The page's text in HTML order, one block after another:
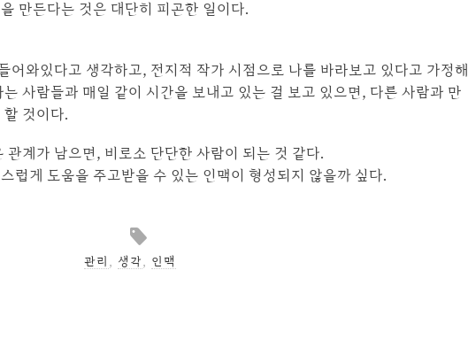
만든다는 것은 대단히 피곤한 일이다.
어와있다고 생각하고, 전지적 작가 시점으로 나를 바라보고 있다고 가정해
사람들과 매일 같이 시간을 보내고 있는 걸 보고 있으면, 다른 사람과 만
것이다.
관계가 남으면, 비로소 단단한 사람이 되는 것 같다.
럽게 도움을 주고받을 수 있는 인맥이 형성되지 않을까 싶다.
관리 생각 인맥